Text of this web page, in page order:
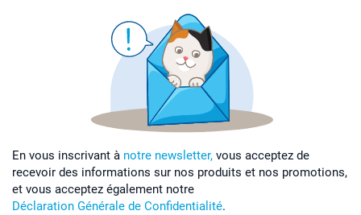
En vous inscrivant à notre newsletter, vous acceptez de
recevoir des informations sur nos produits et nos promotions,
et vous acceptez également notre
Déclaration Générale de Confidentialité.